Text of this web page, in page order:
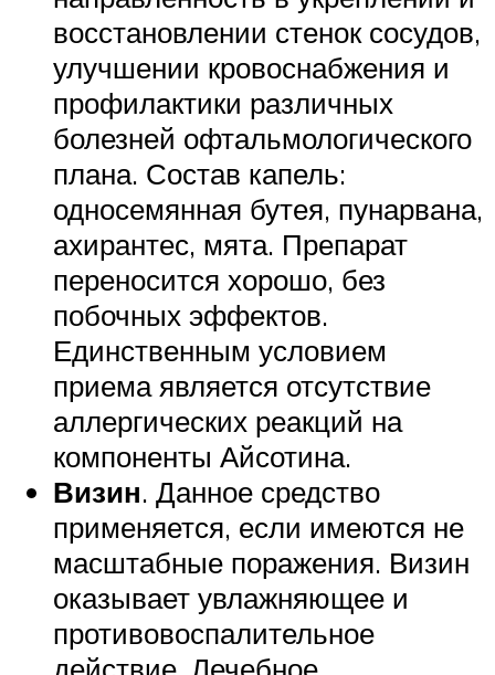
восстановлении стенок сосудов,
улучшении кровоснабжения и
профилактики различных
болезней офтальмологического
плана. Состав капель:
односемянная бутея, пунарвана,
ахирантес, мята. Препарат
переносится хорошо, без
побочных эффектов.
Единственным условием
приема является отсутствие
аллергических реакций на
компоненты Айсотина.
Визин. Данное средство
применяется, если имеются не
масштабные поражения. Визин
оказывает увлажняющее и
противовоспалительное
действие. Лечебное